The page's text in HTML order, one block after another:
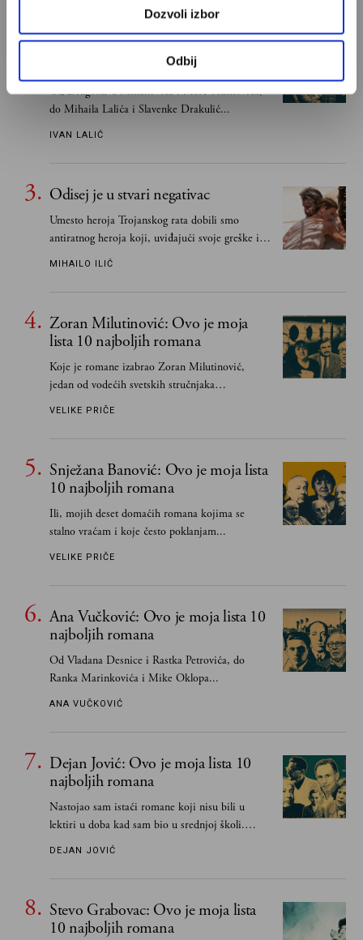
Dozvoli izbor
Odbij
Ivan Lalić: Ovo je moja lista 10
Od Dragoslava Mihailovića i Meše Selimovića,
do Mihaila Lalića i Slavenke Drakulić...
IVAN LALIĆ
Odisej je u stvari negativac
Umesto heroja Trojanskog rata dobili smo
antiratnog heroja koji, uviđajući svoje greške i
učeći na njima, shvata da postoje stvari koje su
MIHAILO ILIĆ
Zoran Milutinović: Ovo je moja
lista 10 najboljih romana
Koje je romane izabrao Zoran Milutinović,
jedan od vodećih svetskih stručnjaka
južnoslovenske književnosti
VELIKE PRIČE
Snježana Banović: Ovo je moja lista
10 najboljih romana
Ili, mojih deset domaćih romana kojima se
stalno vraćam i koje često poklanjam...
VELIKE PRIČE
Ana Vučković: Ovo je moja lista 10
najboljih romana
Od Vladana Desnice i Rastka Petrovića, do
Ranka Marinkovića i Mike Oklopa...
ANA VUČKOVIĆ
Dejan Jović: Ovo je moja lista 10
najboljih romana
Nastojao sam istaći romane koji nisu bili u
lektiri u doba kad sam bio u srednjoj školi.
Smatrao sam da su "klasici" već dovoljno
DEJAN JOVIĆ
Stevo Grabovac: Ovo je moja lista
10 najboljih romana